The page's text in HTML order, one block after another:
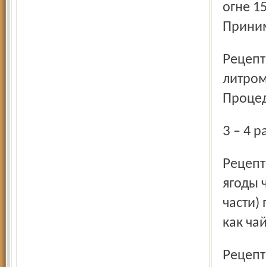
огне
Рецепт 3. 1 стакан неочищенного овса промыть, залить 1
3 – 4
Рецепт 4. Витаминный чай. Ягоды шиповника (3 части),
ягоды
части)
как
Рецепт 5. Грудной чай, отхаркивающий. Столовую ложку